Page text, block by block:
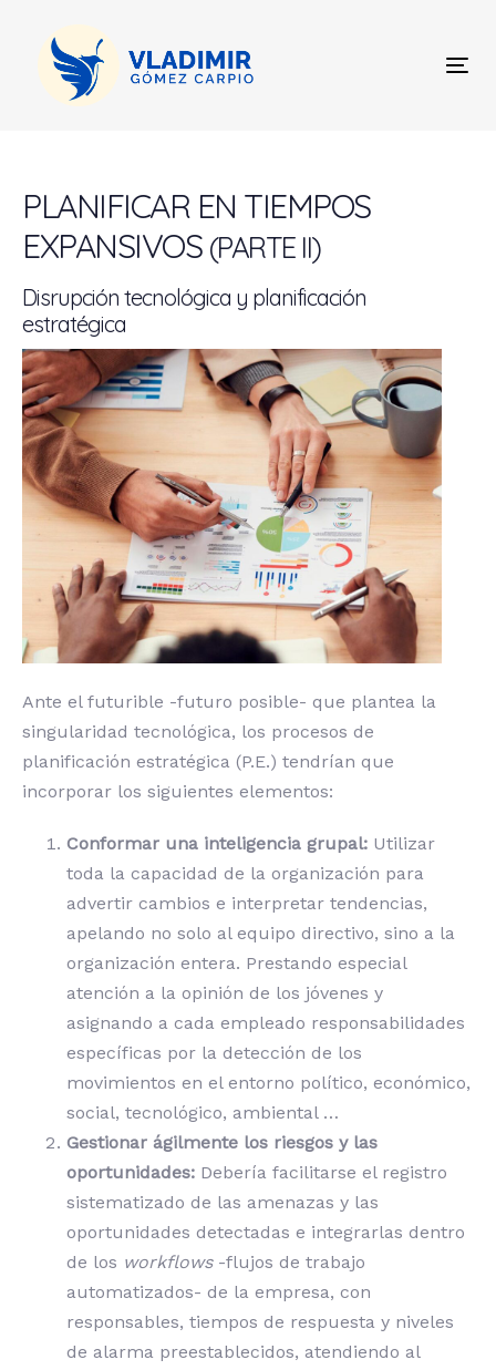
content
PLANIFICAR EN TIEMPOS
EXPANSIVOS (PARTE II)
Disrupción tecnológica y planificación
estratégica
Ante el futurible -futuro posible- que plantea la
singularidad tecnológica, los procesos de
planificación estratégica (P.E.) tendrían que
incorporar los siguientes elementos:
Conformar una inteligencia grupal: Utilizar
toda la capacidad de la organización para
advertir cambios e interpretar tendencias,
apelando no solo al equipo directivo, sino a la
organización entera. Prestando especial
atención a la opinión de los jóvenes y
asignando a cada empleado responsabilidades
específicas por la detección de los
movimientos en el entorno político, económico,
social, tecnológico, ambiental …
Gestionar ágilmente los riesgos y las
oportunidades: Debería facilitarse el registro
sistematizado de las amenazas y las
oportunidades detectadas e integrarlas dentro
de los workflows -flujos de trabajo
automatizados- de la empresa, con
responsables, tiempos de respuesta y niveles
de alarma preestablecidos, atendiendo al
navigation